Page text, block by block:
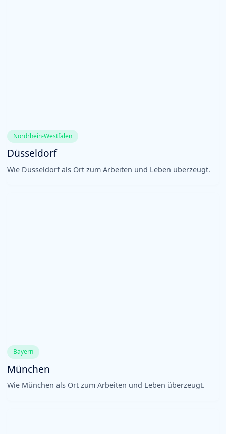
Nordrhein-Westfalen
Düsseldorf
Wie Düsseldorf als Ort zum Arbeiten und Leben überzeugt.
Bayern
München
Wie München als Ort zum Arbeiten und Leben überzeugt.